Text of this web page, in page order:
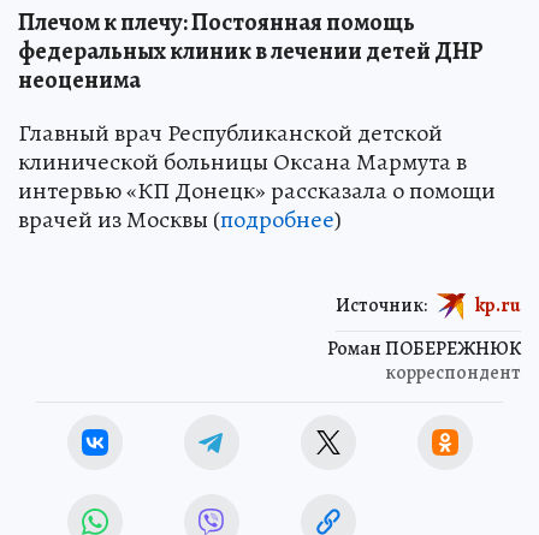
Плечом к плечу: Постоянная помощь
федеральных клиник в лечении детей ДНР
неоценима
Главный врач Республиканской детской
клинической больницы Оксана Мармута в
интервью «КП Донецк» рассказала о помощи
врачей из Москвы (подробнее)
Роман ПОБЕРЕЖНЮК
корреспондент
Источник: kp.ru